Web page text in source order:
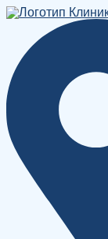
Перейти
содержимому